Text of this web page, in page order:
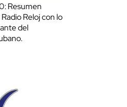
Resumen
Reloj con lo
del